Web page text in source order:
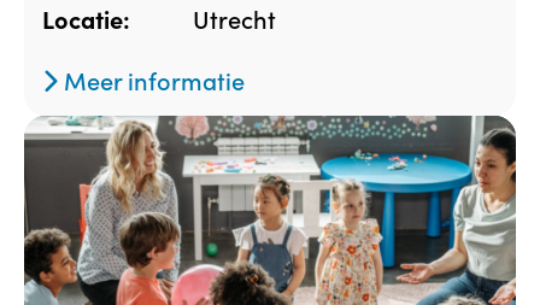
Locatie:
Utrecht
Meer informatie